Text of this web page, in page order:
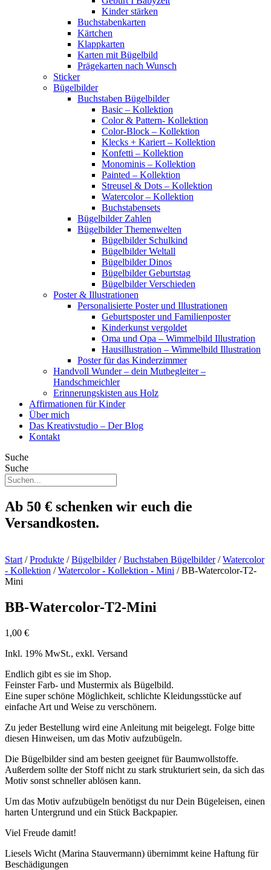
Kinder stärken
Buchstabenkarten
Kärtchen
Klappkarten
Karten mit Bügelbild
Prägekarten nach Wunsch
Sticker
Bügelbilder
Buchstaben Bügelbilder
Basic – Kollektion
Color & Pattern- Kollektion
Color-Block – Kollektion
Klecks + Kariert – Kollektion
Konfetti – Kollektion
Monominis – Kollektion
Painted – Kollektion
Streusel & Dots – Kollektion
Watercolor – Kollektion
Buchstabensets
Bügelbilder Zahlen
Bügelbilder Themenwelten
Bügelbilder Schulkind
Bügelbilder Weltall
Bügelbilder Dinos
Bügelbilder Geburtstag
Bügelbilder Verschieden
Poster & Illustrationen
Personalisierte Poster und Illustrationen
Geburtsposter und Familienposter
Kinderkunst vergoldet
Oma und Opa – Wimmelbild Illustration
Hausillustration – Wimmelbild Illustration
Poster für das Kinderzimmer
Handvoll Wunder – dein Mutbegleiter –
Handschmeichler
Erinnerungskisten aus Holz
Affirmationen für Kinder
Über mich
Das Kreativstudio – Der Blog
Kontakt
Suche
Suche
Ab 50 € schenken wir euch die
Versandkosten.
Start /Produkte /Bügelbilder/Buchstaben Bügelbilder/Watercolor
- Kollektion /Watercolor - Kollektion - Mini / BB-Watercolor-T2-
Mini
BB-Watercolor-T2-Mini
1,00 €
Inkl. 19% MwSt., exkl. Versand
Endlich gibt es sie im Shop.
Feinster Farb- und Mustermix als Bügelbild.
Eine super schöne Möglichkeit, schlichte Kleidungsstücke auf
einfache Art und Weise zu verschönern.
Zu jeder Bestellung wird eine Anleitung mit beigelegt. Folge bitte
diesen Hinweisen, um das Motiv aufzubügeln.
Die Bügelbilder sind am besten geeignet für Baumwollstoffe.
Außerdem sollte der Stoff nicht zu stark strukturiert sein, da sich das
Motiv sonst schneller ablösen kann.
Um das Motiv aufzubügeln benötigst du nur Dein Bügeleisen, einen
harten Untergrund und ein Stück Backpapier.
Viel Freude damit!
Liesels Wicht (Marina Stauvermann) übernimmt keine Haftung für
Beschädigungen